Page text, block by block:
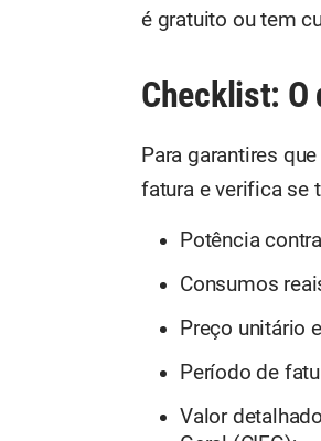
é gratuito ou tem
Checklist: O
Para garantires
fatura e verifica se
Potência
Consumos
Preço unitário
Período de
Valor